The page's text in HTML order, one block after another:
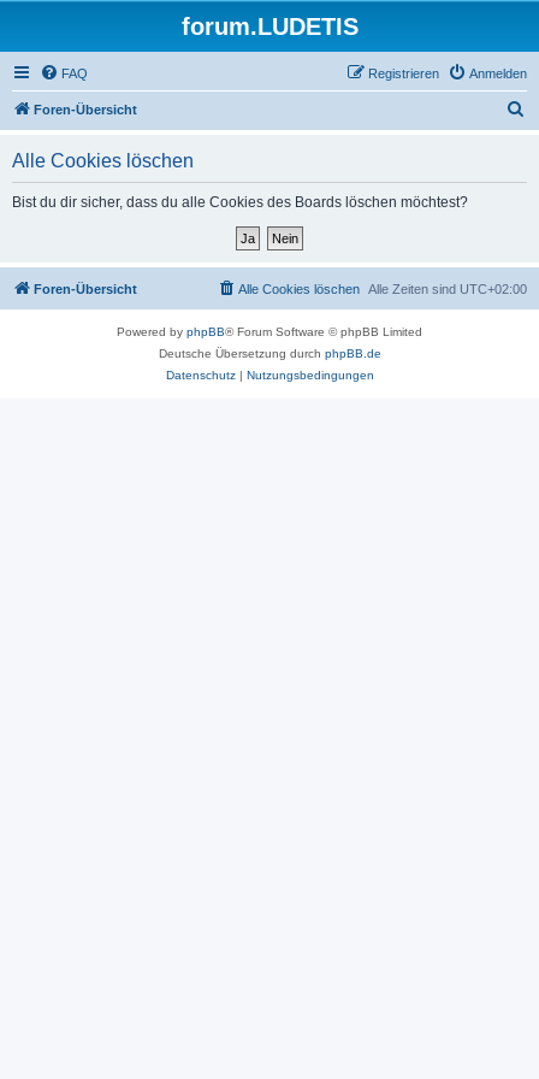
forum.LUDETIS
FAQ Anmelden
Registrieren
Foren-Übersicht
Alle Cookies löschen
Bist du dir sicher, dass du alle Cookies des Boards löschen möchtest?
Foren-Übersicht Alle Zeiten sind UTC+02:00
Alle Cookies löschen
Powered by phpBB® Forum Software © phpBB Limited
Deutsche Übersetzung durch phpBB.de
Datenschutz| Nutzungsbedingungen